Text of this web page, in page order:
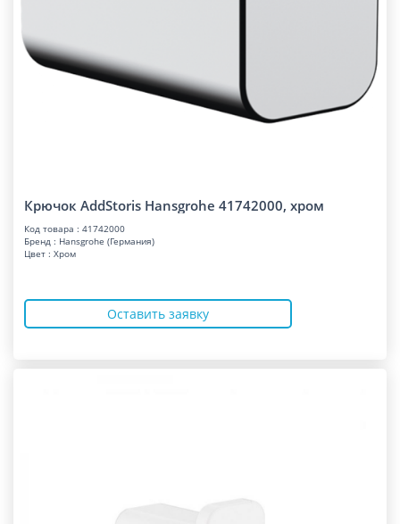
Крючок AddStoris Hansgrohe 41742000, хром
Код товара : 41742000
Бренд : Hansgrohe (Германия)
Цвет : Хром
Оставить заявку